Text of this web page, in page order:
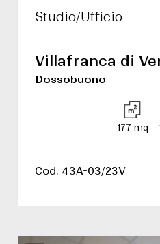
Studio/Ufficio
Villafranca di
Dossobuono
177 mq
Cod. 43A-03/23V